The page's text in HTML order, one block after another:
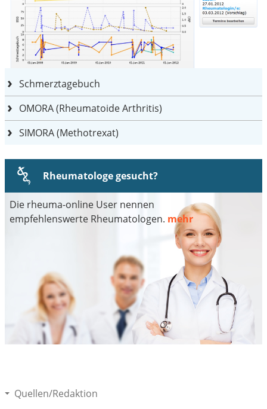
Schmerztagebuch
OMORA (Rheumatoide Arthritis)
SIMORA (Methotrexat)
Rheumatologe gesucht?
Die rheuma-online User nennen
empfehlenswerte Rheumatologen. mehr
Quellen/Redaktion